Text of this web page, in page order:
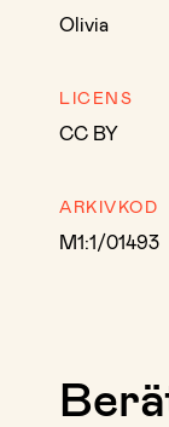
Olivia
LICENS
CC BY
ARKIVKOD
M1:1/01493